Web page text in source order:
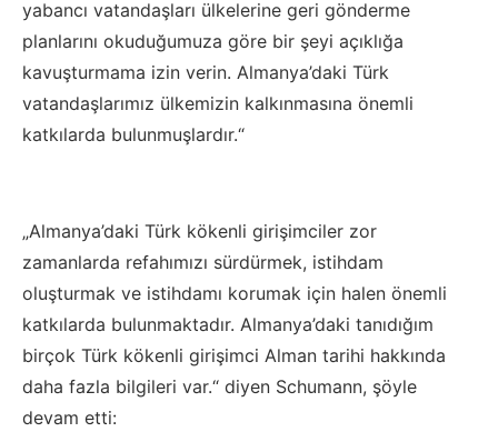
yabancı vatandaşları ülkelerine geri gönderme
planlarını okuduğumuza göre bir şeyi açıklığa
kavuşturmama izin verin. Almanya’daki Türk
vatandaşlarımız ülkemizin kalkınmasına önemli
katkılarda bulunmuşlardır.“
„Almanya’daki Türk kökenli girişimciler zor
zamanlarda refahımızı sürdürmek, istihdam
oluşturmak ve istihdamı korumak için halen önemli
katkılarda bulunmaktadır. Almanya’daki tanıdığım
birçok Türk kökenli girişimci Alman tarihi hakkında
daha fazla bilgileri var.“ diyen Schumann, şöyle
devam etti: